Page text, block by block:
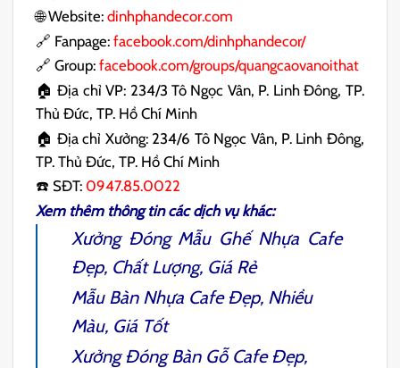
🌐 Website:dinhphandecor.com
🔗 Fanpage:facebook.com/dinhphandecor/
🔗 Group: facebook.com/groups/quangcaovanoithat
🏠 Địa chỉ VP: 234/3 Tô Ngọc Vân, P. Linh Đông, TP.
Thủ Đức, TP. Hồ Chí Minh
🏠 Địa chỉ Xưởng: 234/6 Tô Ngọc Vân, P. Linh Đông,
TP. Thủ Đức, TP. Hồ Chí Minh
☎️ SĐT: 0947.85.0022
Xem thêm thông tin các dịch vụ khác:
Xưởng Đóng Mẫu Ghế Nhựa Cafe
Đẹp, Chất Lượng, Giá Rẻ
Mẫu Bàn Nhựa CafeĐẹp, Nhiều
Màu, Giá Tốt
Xưởng ĐóngBàn Gỗ CafeĐẹp,